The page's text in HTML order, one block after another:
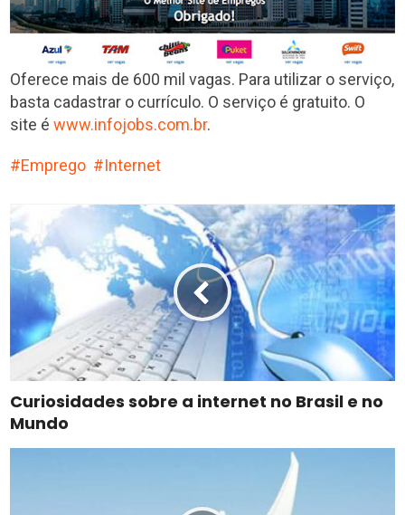
Oferece mais de 600 mil vagas. Para utilizar o serviço,
basta cadastrar o currículo. O serviço é gratuito. O
site éwww.infojobs.com.br.
Emprego Internet
Curiosidades sobre a internet no Brasil e no
Mundo